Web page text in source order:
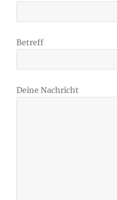
Betreff
Deine Nachricht